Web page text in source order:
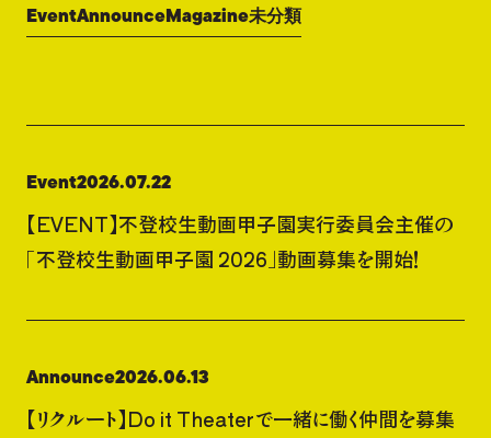
EventAnnounceMagazine未分類
Event2026.07.22
【EVENT】不登校生動画甲子園実行委員会主催の
「不登校生動画甲子園 2026」動画募集を開始！
Announce2026.06.13
【リクルート】Do it Theaterで一緒に働く仲間を募集